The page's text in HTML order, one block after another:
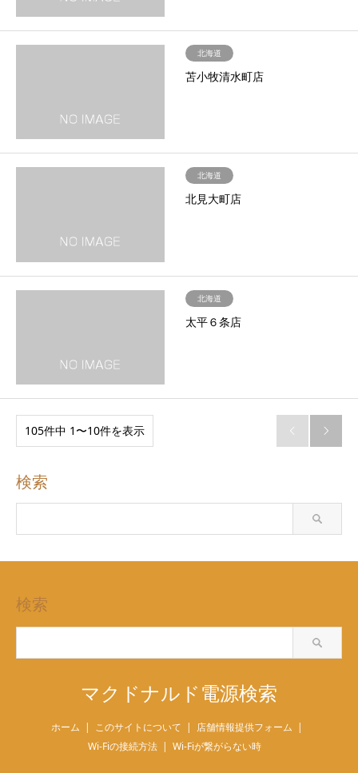
北海道
苫小牧清水町店
北海道
北見大町店
北海道
太平６条店
105件中 1〜10件を表示  
検索
検索
マクドナルド電源検索
ホーム このサイトについて
店舗情報提供フォーム
Wi-Fiの接続方法
Wi-Fiが繋がらない時